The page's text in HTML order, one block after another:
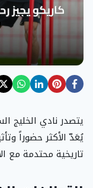
يتصدر نادي الخليج
يُعَدّ الأكثر حضوراً
تاريخية محتدمة مع